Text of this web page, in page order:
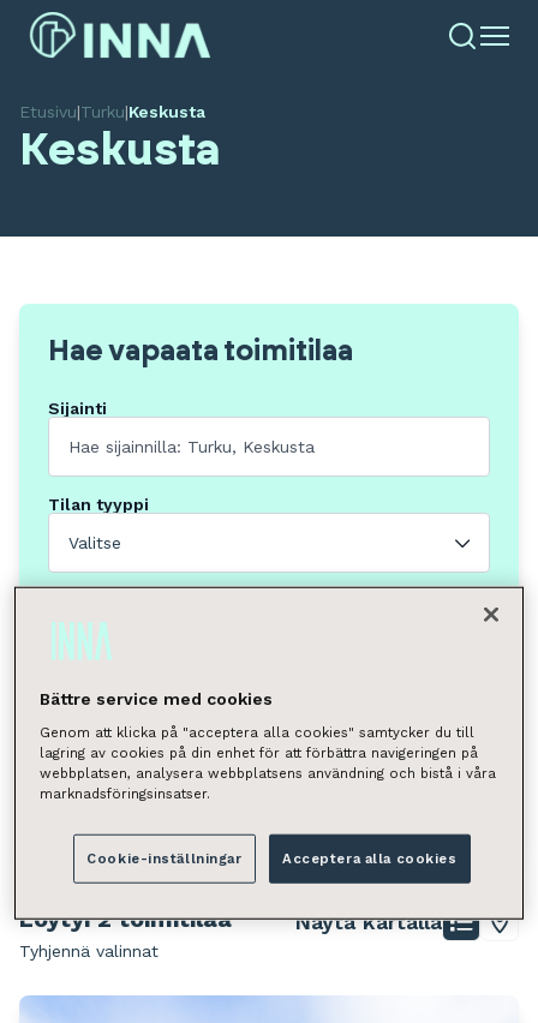
Etusivu|Turku|Keskusta
Keskusta
Hae vapaata toimitilaa
Sijainti
Tilan tyyppi
Valitse
Valitse
postinumeron perusteella.
Turku, Keskusta
Löytyi 2 toimitilaa
Tyhjennä valinnat
Näytä kartalla
Bättre service med cookies
Genom att klicka på "acceptera alla cookies" samtycker du till
lagring av cookies på din enhet för att förbättra navigeringen på
webbplatsen, analysera webbplatsens användning och bistå i våra
marknadsföringsinsatser.
Cookie-inställningar Acceptera alla cookies